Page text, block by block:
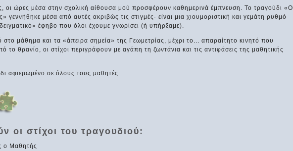
οι ώρες μέσα στην σχολική αίθουσα μού προσφέρουν καθημερινά έμπνευση. Το τραγούδι «Ο
γεννήθηκε μέσα από αυτές ακριβώς τις στιγμές· είναι μια χιουμοριστική και γεμάτη ρυθμό
έφηβο που όλοι έχουμε γνωρίσει (ή υπήρξαμε).
μάθημα και τα «άπειρα σημεία» της Γεωμετρίας, μέχρι το... απαραίτητο κινητό που
το θρανίο, οι στίχοι περιγράφουν με αγάπη τη ζωντάνια και τις αντιφάσεις της μαθητικής
αφιερωμένο σε όλους τους μαθητές...
οι στίχοι του τραγουδιού:
ο Μαθητής